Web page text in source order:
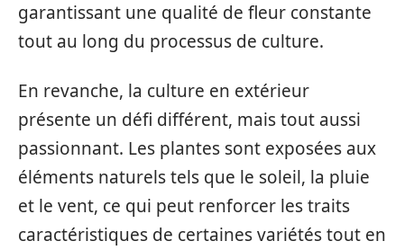
garantissant une qualité de fleur constante
tout au long du processus de culture.
En revanche, la culture en extérieur
présente un défi différent, mais tout aussi
passionnant. Les plantes sont exposées aux
éléments naturels tels que le soleil, la pluie
et le vent, ce qui peut renforcer les traits
caractéristiques de certaines variétés tout en